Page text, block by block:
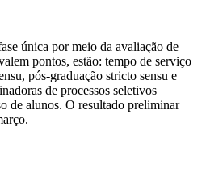
única por meio da avaliação de
pontos, estão: tempo de serviço
pós-graduação stricto sensu e
de processos seletivos
de alunos. O resultado preliminar